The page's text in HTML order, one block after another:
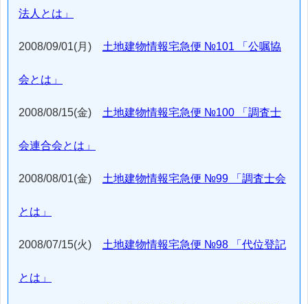
法人とは」
2008/09/01(月) 土地建物情報宅急便 №101 「公嘱協
会とは」
2008/08/15(金) 土地建物情報宅急便 №100 「調査士
会連合会とは」
2008/08/01(金) 土地建物情報宅急便 №99 「調査士会
とは」
2008/07/15(火) 土地建物情報宅急便 №98 「代位登記
とは」